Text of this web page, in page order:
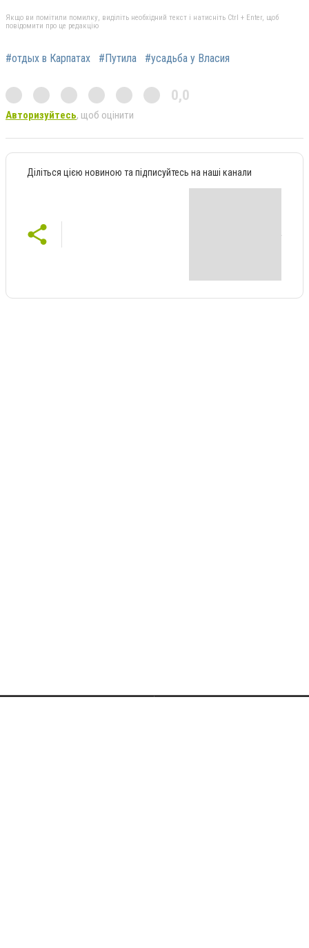
Якщо ви помітили помилку, виділіть необхідний текст і натисніть Ctrl + Enter, щоб
повідомити про це редакцію
#отдых в Карпатах #Путила #усадьба у Власия
0,0
Авторизуйтесь, щоб оцінити
Діліться цією новиною та підписуйтесь на наші канали